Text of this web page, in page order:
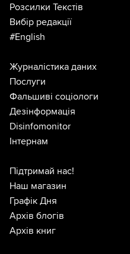
Розсилки Текстів
Вибір редакції
#English
Журналістика даних
Послуги
Фальшиві соціологи
Дезінформація
Disinfomonitor
Інтернам
Підтримай нас!
Наш магазин
Графік Дня
Архів блогів
Архів книг